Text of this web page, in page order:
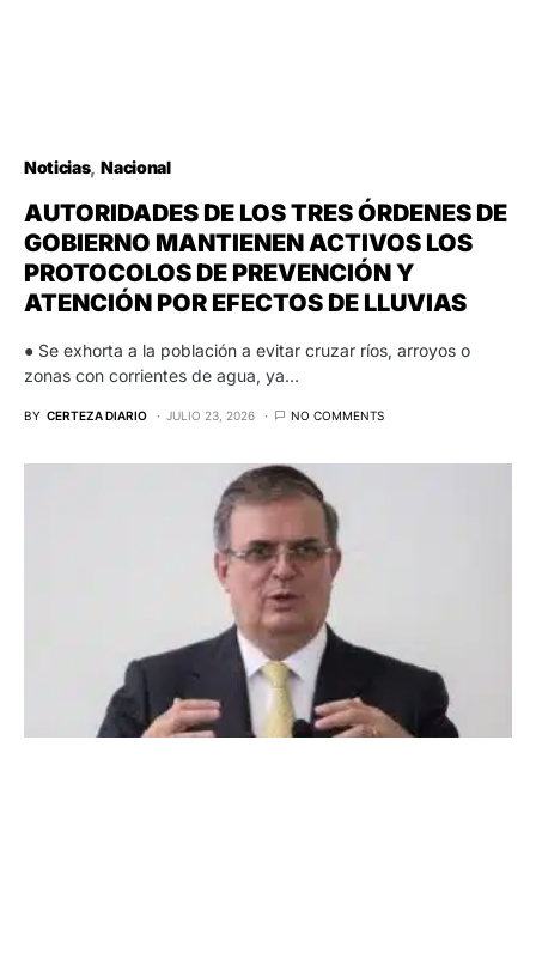
Noticias Nacional
AUTORIDADES DE LOS TRES ÓRDENES DE
GOBIERNO MANTIENEN ACTIVOS LOS
PROTOCOLOS DE PREVENCIÓN Y
ATENCIÓN POR EFECTOS DE LLUVIAS
● Se exhorta a la población a evitar cruzar ríos, arroyos o
zonas con corrientes de agua, ya…
BY CERTEZA DIARIO JULIO 23, 2026 NO COMMENTS